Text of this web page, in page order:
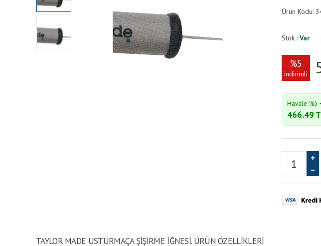
Ürün Kodu:
Stok : Var
%5
indirimli
Havale %5
466.49
TAYLOR MADE USTURMAÇA ŞIŞIRME IĞNESI. ÜRÜN ÖZELLİKLERİ